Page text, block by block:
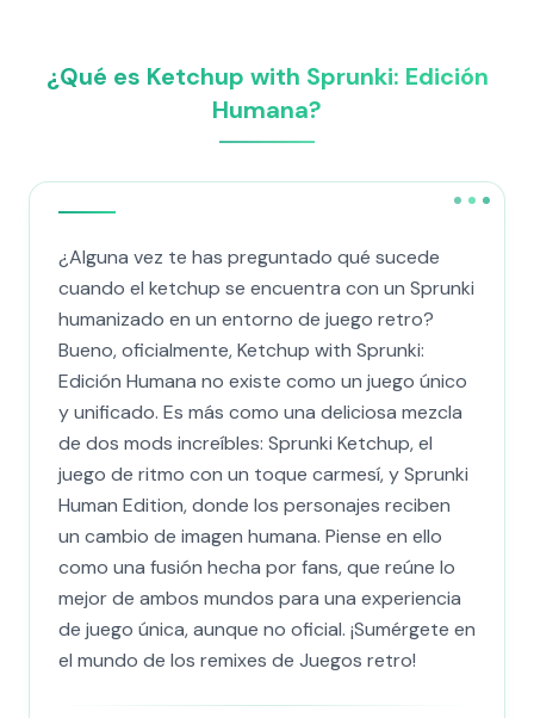
¿Qué es Ketchup with Sprunki: Edición
Humana?
¿Alguna vez te has preguntado qué sucede
cuando el ketchup se encuentra con un Sprunki
humanizado en un entorno de juego retro?
Bueno, oficialmente, Ketchup with Sprunki:
Edición Humana no existe como un juego único
y unificado. Es más como una deliciosa mezcla
de dos mods increíbles: Sprunki Ketchup, el
juego de ritmo con un toque carmesí, y Sprunki
Human Edition, donde los personajes reciben
un cambio de imagen humana. Piense en ello
como una fusión hecha por fans, que reúne lo
mejor de ambos mundos para una experiencia
de juego única, aunque no oficial. ¡Sumérgete en
el mundo de los remixes de Juegos retro!